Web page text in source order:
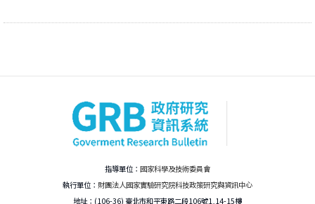
指導單位： 國家科學及技術委員會
執行單位： 財團法人國家實驗研究院科技政策研究與資訊中心
地址：(106-36) 臺北市和平東路二段106號1,14-15樓